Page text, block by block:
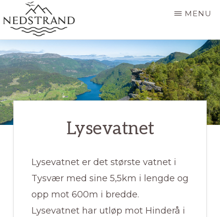
to
main
content
NEDSTRAND
-
OFFISIELL
SIDE
Nedstrand
MENU
Lysevatnet
Lysevatnet er det største vatnet i
Tysvær med sine 5,5km i lengde og
opp mot 600m i bredde.
Lysevatnet har utløp mot Hinderå i